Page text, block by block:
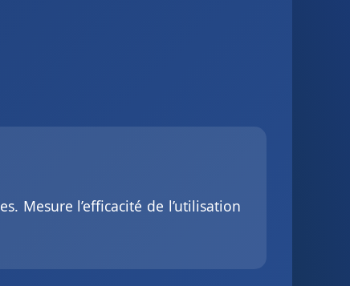
Mesure l’efficacité de l’utilisation